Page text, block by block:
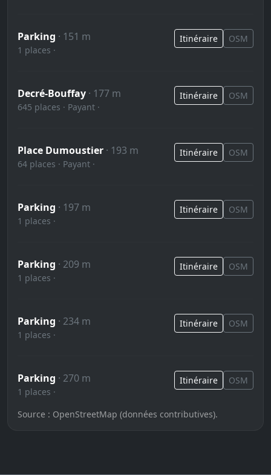
Parking · 151 m
1 places ·
Itinéraire OSM
Decré-Bouffay · 177 m
645 places · Payant ·
Itinéraire OSM
Place Dumoustier · 193 m
64 places · Payant ·
Itinéraire OSM
Parking · 197 m
1 places ·
Itinéraire OSM
Parking · 209 m
1 places ·
Itinéraire OSM
Parking · 234 m
1 places ·
Itinéraire OSM
Parking · 270 m
1 places ·
Itinéraire OSM
Source : OpenStreetMap (données contributives).